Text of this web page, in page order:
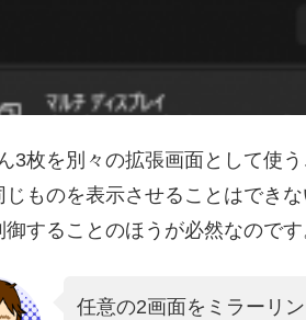
3枚を別々の拡張画面として使う
じものを表示させることはでき
御することのほうが必然なのです
任意の2画面をミラーリン